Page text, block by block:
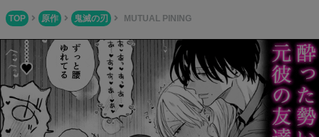
TOP 原作 鬼滅の刃 MUTUAL PINING